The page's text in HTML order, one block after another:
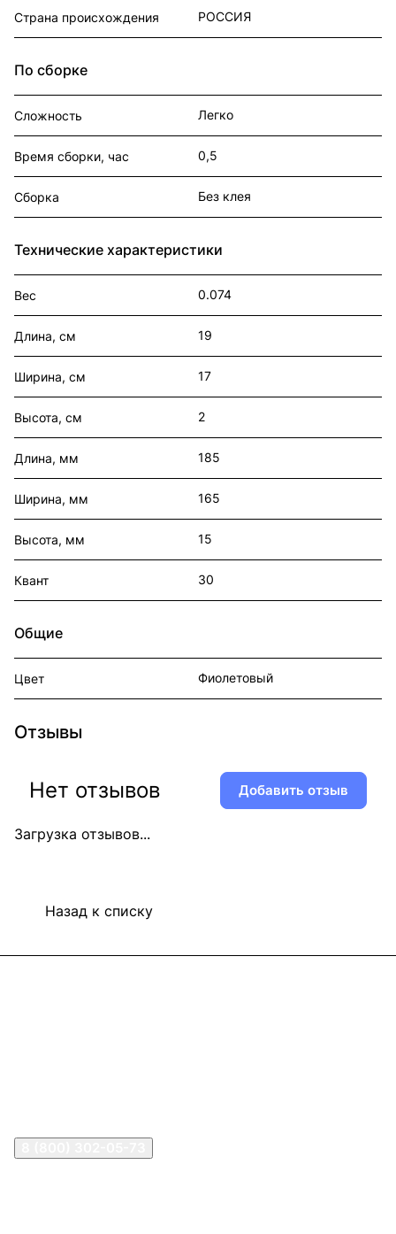
Страна происхождения РОССИЯ
По сборке
Сложность Легко
Время сборки, час 0,5
Сборка Без клея
Технические характеристики
Вес 0.074
Длина, см 19
Ширина, см 17
Высота, см 2
Длина, мм 185
Ширина, мм 165
Высота, мм 15
Квант 30
Общие
Цвет Фиолетовый
Отзывы
Загрузка отзывов...
Нет отзывов Добавить отзыв
Назад к списку